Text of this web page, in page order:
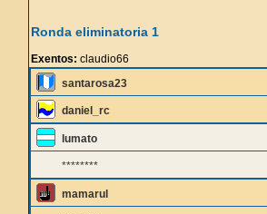
Ronda eliminatoria 1
Exentos: claudio66
santarosa23
daniel_rc
lumato
********
mamarul